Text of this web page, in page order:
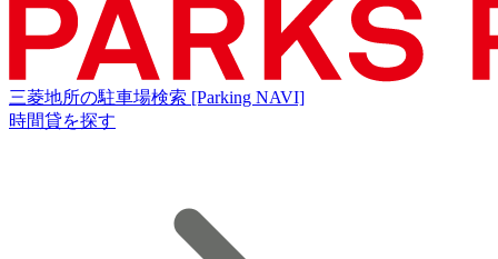
三菱地所の駐車場検索 [Parking NAVI]
時間貸を探す